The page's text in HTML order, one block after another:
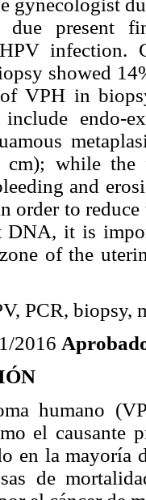
due present
infection.
showed
VPH in
endo-
cm); while
and
order to
DNA, it is
of the
PCR, biopsy,
2016
humano
el causante
en la mayoría
de